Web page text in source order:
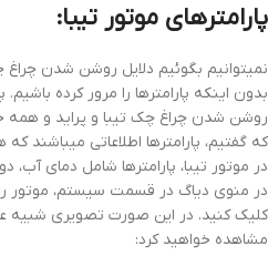
پارامترهای موتور تیبا:
نمیتوانیم بگوئیم دلایل روشن شدن
بدون اینکه پارامترها را مرور کرده
روشن شدن چراغ چک تیبا و پراید و همه
در موتور تیبا، پارامترها شامل دمای آب،
در منوی دیاگ در قسمت سیستم، موتور را
کلیک کنید. در این صورت تصویری شبیه
مشاهده خواهید کرد: